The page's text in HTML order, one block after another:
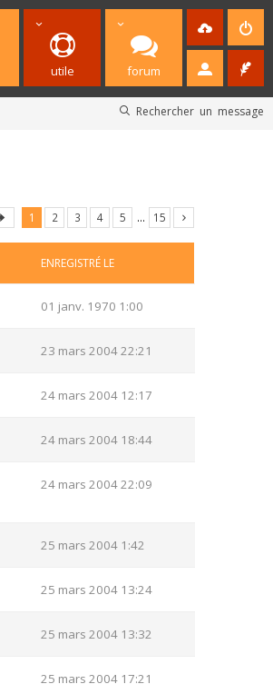
utile forum
Rechercher un message
1 2 3 4 5 … 15
ENREGISTRÉ LE
01 janv. 1970 1:00
23 mars 2004 22:21
24 mars 2004 12:17
24 mars 2004 18:44
24 mars 2004 22:09
25 mars 2004 1:42
25 mars 2004 13:24
25 mars 2004 13:32
25 mars 2004 17:21